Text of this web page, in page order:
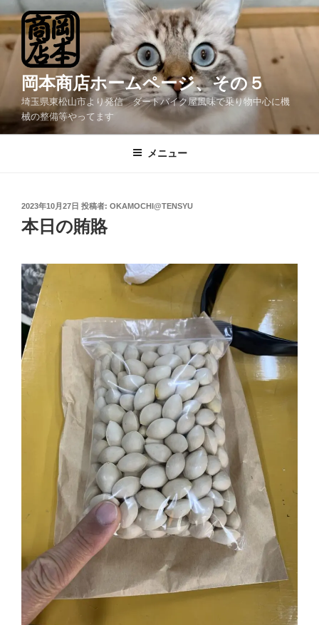
ン
テ
ス
岡本商店ホームページ、その５
埼玉県東松山市より発信 ダートバイク屋風味で乗り物中心に機
械の整備等やってます
メニュー
投
日:
2023年10月27日 投稿者: OKAMOCHI@TENSYU
本日の賄賂